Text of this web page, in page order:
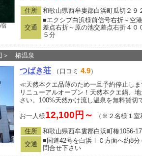
宿
住所 和歌山県西牟婁郡白浜町瓜切２９
交通
■エクシブ白浜様前信号右折～空
差点右折～原の池交差点右折４
５分
＞ 椿温泉
つばき荘 （口コミ 4.9）
≪天然本クエ品薄のため一旦予約停止し
リニューアルオープン！天然本クエ鍋、
さい。100%天然かけ流し温泉を無料貸切
お一人様12,100円～ （※２名様１室
住所
和歌山県西牟婁郡白浜町椿1056‐17
交通
■国道42号を白浜ＩＣ方面へ約8
問合せ下さい